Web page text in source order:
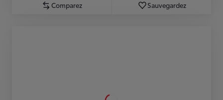
Comparez Sauvegardez